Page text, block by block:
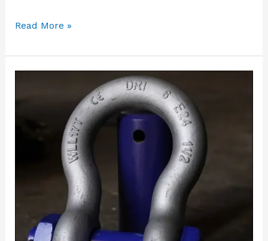
Read More »